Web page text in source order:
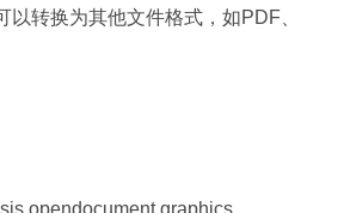
以转换为其他文件格式，如PDF、